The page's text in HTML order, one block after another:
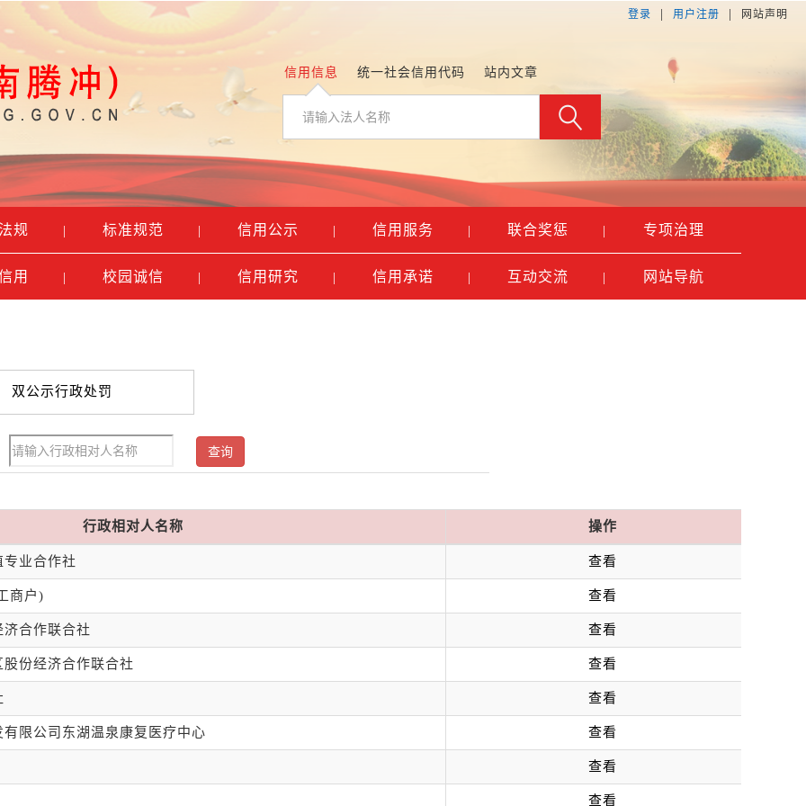
登录 | 用户注册 | 网站声明
信用信息 统一社会信用代码 站内文章
规 | 标准规范 | 信用公示 | 信用服务 | 联合奖惩 | 专项治理
用 | 校园诚信 | 信用研究 | 信用承诺 | 互动交流 | 网站导航
双公示行政处罚